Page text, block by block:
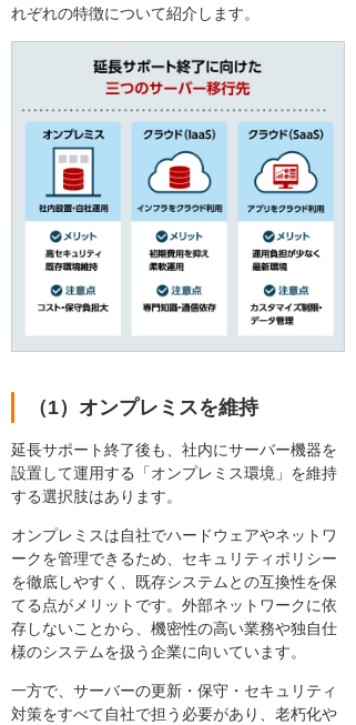
れぞれの特徴について紹介します。
（1）オンプレミスを維持
延長サポート終了後も、社内にサーバー機器を
設置して運用する「オンプレミス環境」を維持
する選択肢はあります。
オンプレミスは自社でハードウェアやネットワ
ークを管理できるため、セキュリティポリシー
を徹底しやすく、既存システムとの互換性を保
てる点がメリットです。外部ネットワークに依
存しないことから、機密性の高い業務や独自仕
様のシステムを扱う企業に向いています。
一方で、サーバーの更新・保守・セキュリティ
対策をすべて自社で担う必要があり、老朽化や